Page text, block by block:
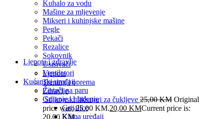
Kuhalo za vodu
Mašine za mljevenje
Mikseri i kuhinjske mašine
Pegle
Pekači
Rezalice
Sokovnik
Usisivači
Ventilatori
Kućanski uređaji
Čistači na paru
Grijanje i hlađenje
Grijalice
Klima uređaji
Ljepota i zdravlje
Ljepota
Trening i oprema
Zdravlje
Silikonski fiksatori za čukljeve 25,00KM Original
price was: 25,00 KM.20,00 KMCurrent price is:
20,00 KM.